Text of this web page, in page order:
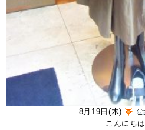
8月19日(木)
こんにちは